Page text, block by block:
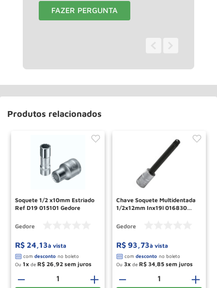
FAZER PERGUNTA
Produtos relacionados
Soquete 1/2 x10mm Estriado
Ref D19 015101 Gedore
Gedore
R$ 24,13à vista
Ou 1 de R$ 26 92
＋
－
Chave Soquete Multidentada
1/2x12mm Inx19l 016830
Gedore
R$ 93,73à vista
Ou 3 de R$ 34 85
＋
－